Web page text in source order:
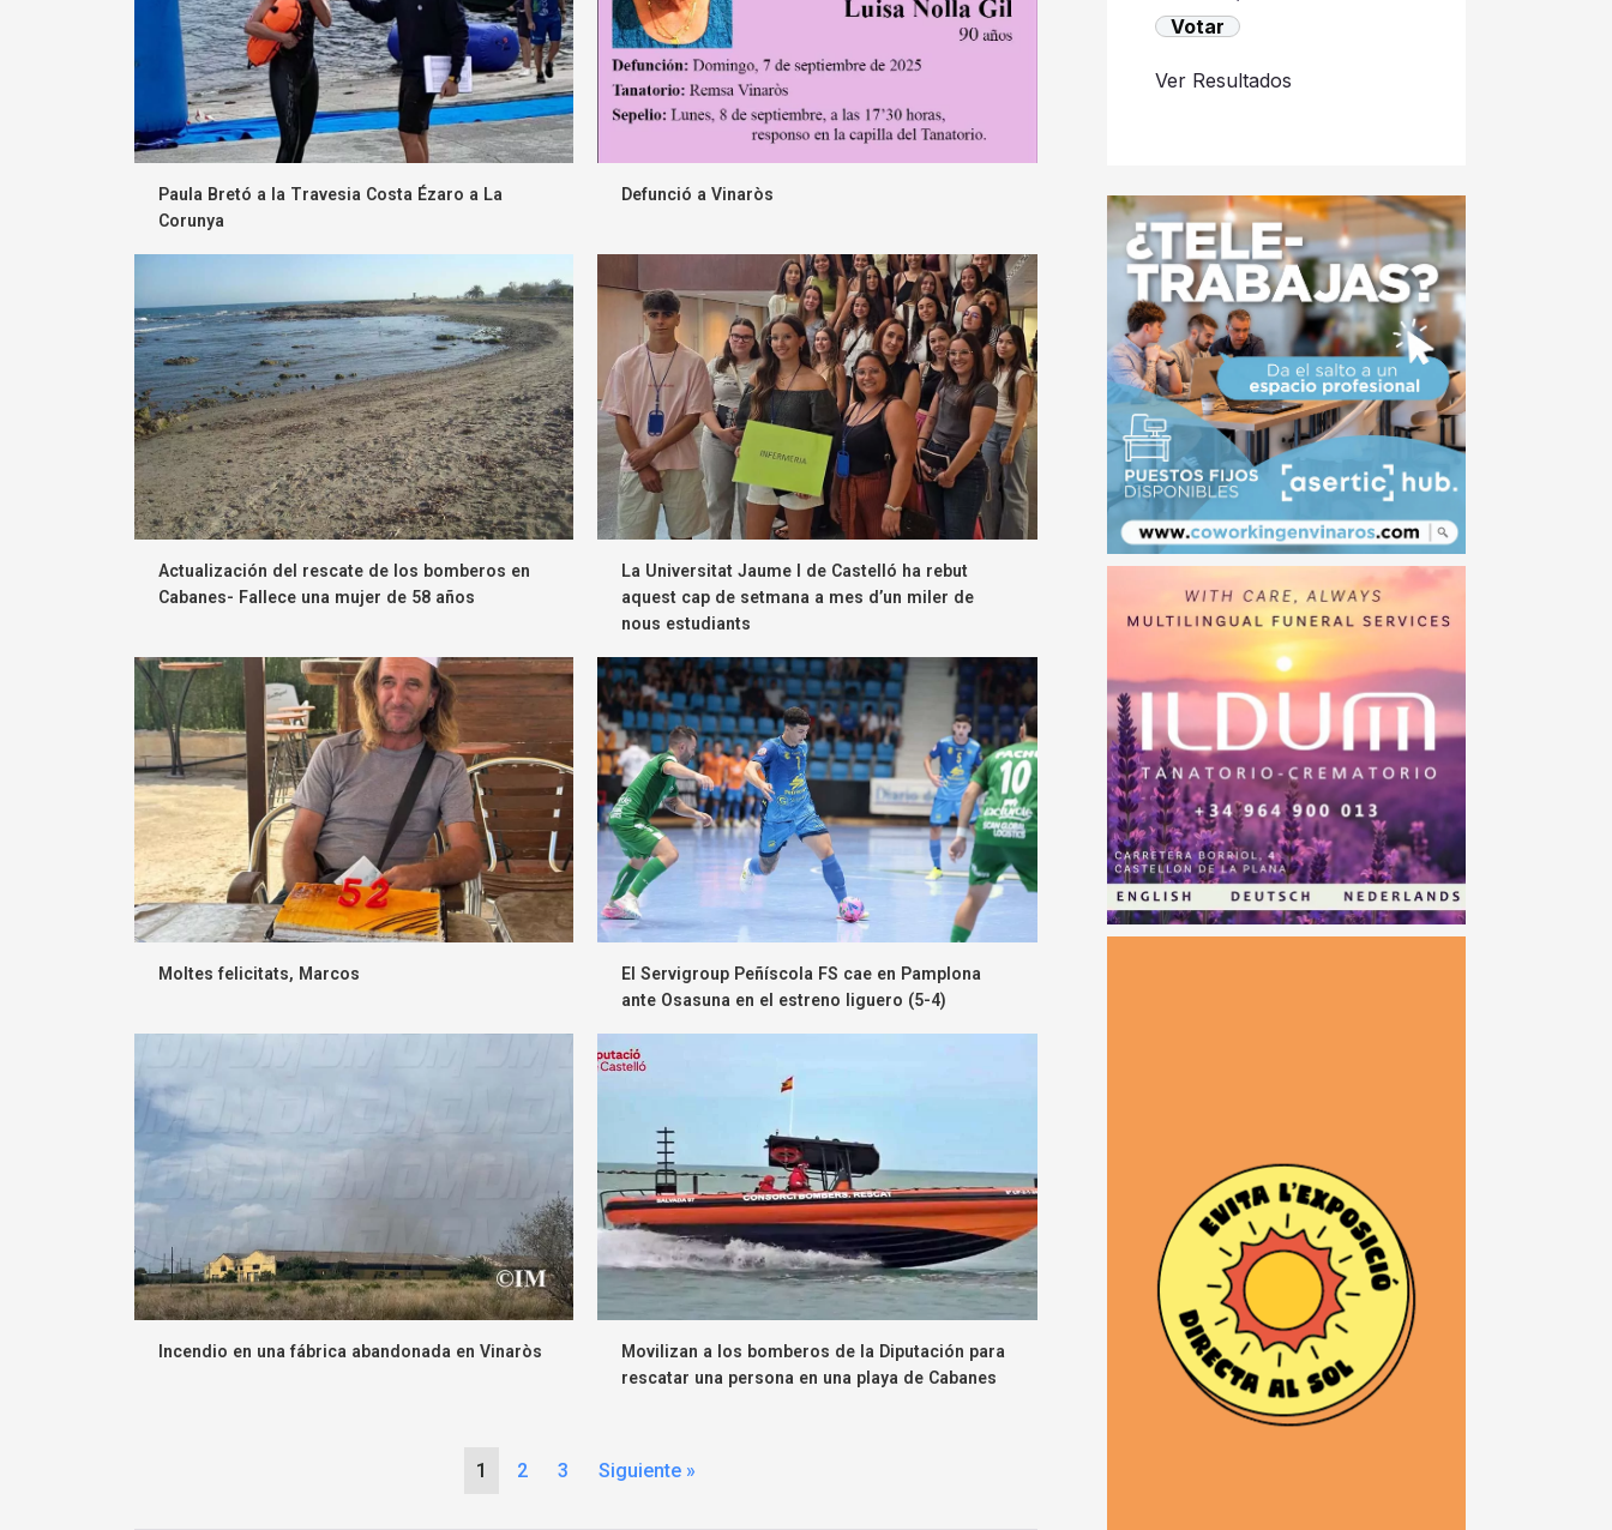
Paula Bretó a la Travesia Costa Ézaro a La
Corunya
Defunció a Vinaròs
Actualización del rescate de los bomberos en
Cabanes- Fallece una mujer de 58 años
La Universitat Jaume I de Castelló ha rebut
aquest cap de setmana a mes d’un miler de
nous estudiants
Moltes felicitats, Marcos
El Servigroup Peñíscola FS cae en Pamplona
ante Osasuna en el estreno liguero (5-4)
Incendio en una fábrica abandonada en Vinaròs
Movilizan a los bomberos de la Diputación para
rescatar una persona en una playa de Cabanes
1 2 3 Siguiente »
Ver Resultados